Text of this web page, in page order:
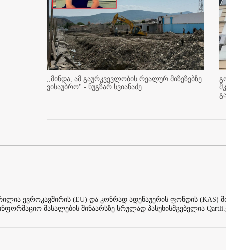
,,მინდა, ამ გაურკვევლობის რეალურ მიზეზებზე
ვისაუბრო'' - ნუგზარ სვიანაძე
ევროკავშირის (EU) და კონრად ადენაუერის ფონდის (KAS)
მასალების შინაარსზე სრულად პასუხისმგებელია